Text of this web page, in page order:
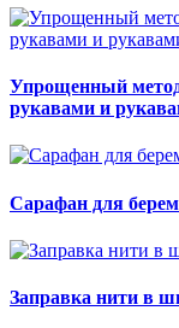
Упрощенный
рукавами и
Сарафан для
Заправка нити в